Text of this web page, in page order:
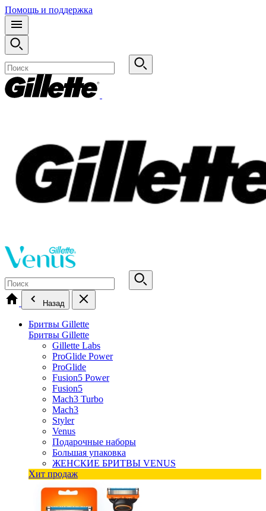
Помощь и поддержка
Назад
Бритвы Gillette
Бритвы Gillette
Gillette Labs
ProGlide Power
ProGlide
Fusion5 Power
Fusion5
Mach3 Turbo
Mach3
Styler
Venus
Подарочные наборы
Большая упаковка
ЖЕНСКИЕ БРИТВЫ VENUS
Хит продаж